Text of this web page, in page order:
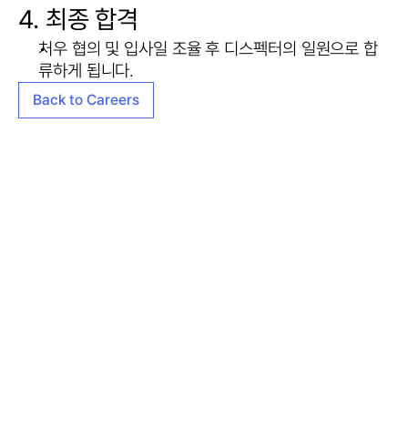
4. 최종 합격
처우 협의 및 입사일 조율 후 디스펙터의 일원으로 합
류하게 됩니다.
Back to Careers